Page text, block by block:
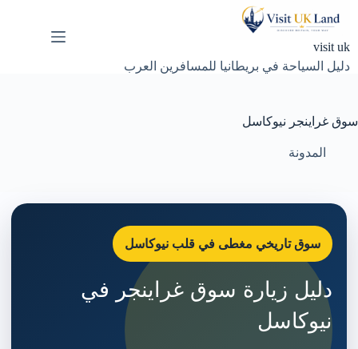
visit uk
دليل السياحة في بريطانيا للمسافرين العرب
سوق غراينجر نيوكاسل
المدونة
سوق تاريخي مغطى في قلب نيوكاسل
دليل زيارة سوق غراينجر في
نيوكاسل